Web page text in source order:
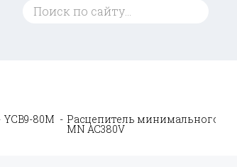
YCB9-80M Расцепитель минимального
MN AC380V